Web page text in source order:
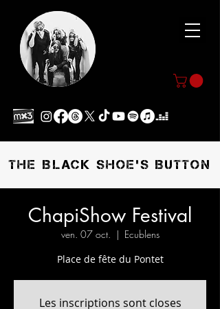
THE BLACK SHOE'S BUTTON
ChapiShow Festival
ven. 07 oct.
  |
Ecublens
Place de fête du Pontet
Les inscriptions sont closes